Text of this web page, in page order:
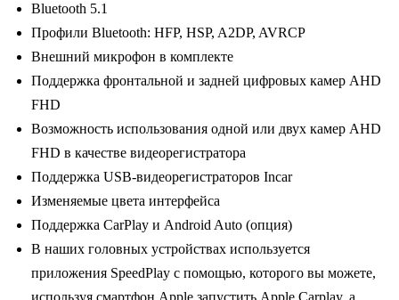
Bluetooth 5.1
Профили Bluetooth: HFP, HSP, A2DP, AVRCP
Внешний микрофон в комплекте
Поддержка фронтальной и задней цифровых камер AHD
FHD
Возможность использования одной или двух камер AHD
FHD в качестве видеорегистратора
Поддержка USB-видеорегистраторов Incar
Изменяемые цвета интерфейса
Поддержка CarPlay и Android Auto (опция)
В наших головных устройствах используется
приложения SpeedPlay с помощью, которого вы можете,
используя смартфон Apple запустить Apple Carplay, а